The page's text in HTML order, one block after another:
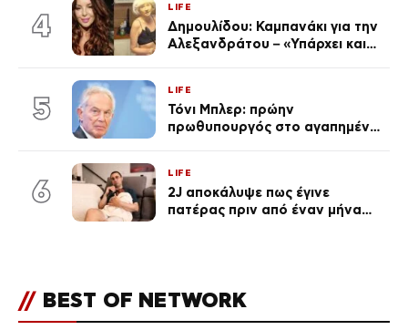
(φωτογραφίες)
4
LIFE
Δημουλίδου: Καμπανάκι για την
Αλεξανδράτου – «Υπάρχει και
5
LIFE
Τόνι Μπλερ: πρώην
πρωθυπουργός στο αγαπημένο
6
LIFE
2J αποκάλυψε πως έγινε
πατέρας πριν από έναν μήνα
// BEST OF NETWORK